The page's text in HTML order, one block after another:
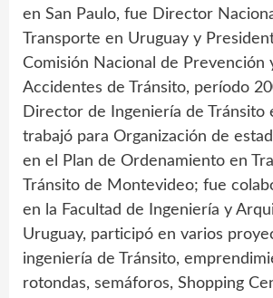
en San Paulo, fue Director
Transporte en Uruguay y
Comisión Nacional de Prevención
Accidentes de Tránsito, período
Director de Ingeniería de Tránsito
trabajó para Organización de
en el Plan de Ordenamiento en
Tránsito de Montevideo; fue
en la Facultad de Ingeniería y
Uruguay, participó en varios
ingeniería de Tránsito,
rotondas, semáforos, Shopping